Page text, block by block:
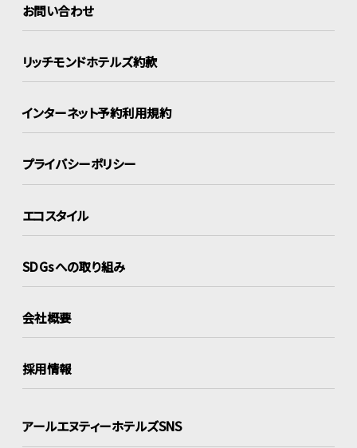
お問い合わせ
リッチモンドホテルズ約款
インターネット予約利用規約
プライバシーポリシー
エコスタイル
SDGsへの取り組み
会社概要
採用情報
アールエヌティーホテルズSNS